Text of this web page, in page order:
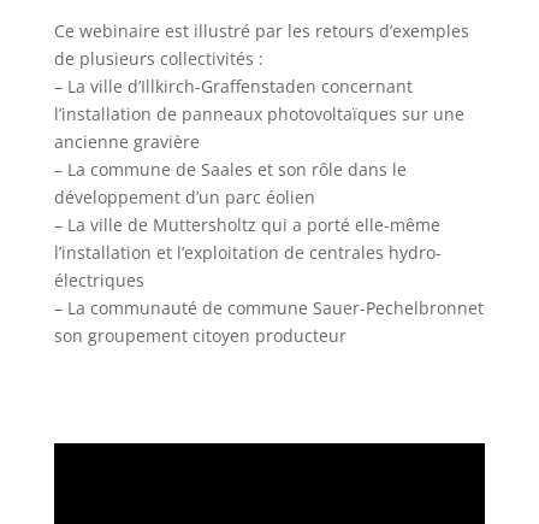
Ce webinaire est illustré par les retours d’exemples
de plusieurs collectivités :
– La ville d’Illkirch-Graffenstaden concernant
l’installation de panneaux photovoltaïques sur une
ancienne gravière
– La commune de Saales et son rôle dans le
développement d’un parc éolien
– La ville de Muttersholtz qui a porté elle-même
l’installation et l’exploitation de centrales hydro-
électriques
– La communauté de commune Sauer-Pechelbronnet
son groupement citoyen producteur